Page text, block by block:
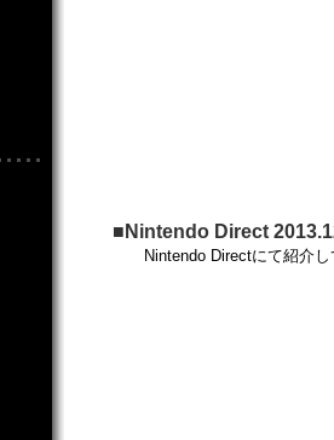
■Nintendo Direct
Nintendo Directにて紹介し